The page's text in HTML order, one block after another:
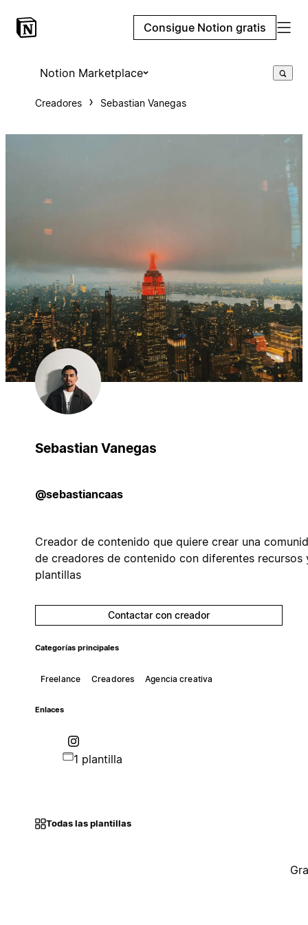
Consigue Notion gratis
Notion Marketplace
Creadores Sebastian Vanegas
Sebastian Vanegas
@sebastiancaas
Creador de contenido que quiere crear una
de creadores de contenido con diferentes recursos
plantillas
Contactar con creador
Categorías principales
Freelance Creadores Agencia creativa
Enlaces
1 plantilla
Todas las plantillas